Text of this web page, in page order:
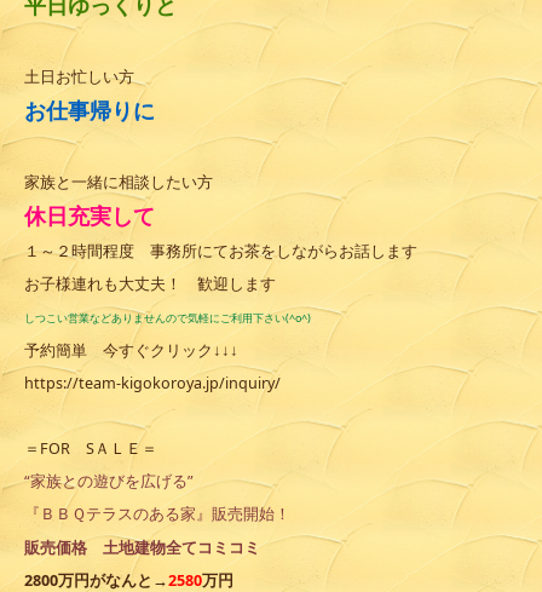
土日お忙しい方
お仕事帰りに
家族と一緒に相談したい方
休日充実して
１～２時間程度 事務所にてお茶をしながらお話します
お子様連れも大丈夫！ 歓迎します
しつこい営業などありませんので気軽にご利用下さい(^o^)
予約簡単 今すぐクリック↓↓↓
https://team-kigokoroya.jp/inquiry/
＝FOR SＡＬＥ＝
“家族との遊びを広げる”
『ＢＢＱテラスのある家』販売開始！
販売価格 土地建物全てコミコミ
2800万円がなんと→2580万円